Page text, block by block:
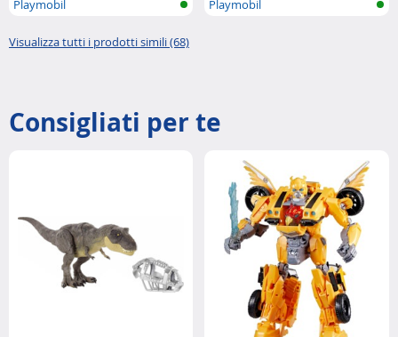
Playmobil
Playmobil
Visualizza tutti i prodotti simili (68)
Consigliati per te